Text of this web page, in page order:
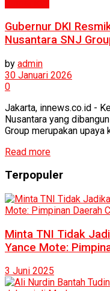
Gubernur DKI
Nusantara SNJ
by admin
30 Januari 2026
0
Jakarta, innews.co.id -
Nusantara yang
Group merupakan upaya
Read more
Terpopuler
Minta TNI Tidak
Yance Mote:
3 Juni 2025